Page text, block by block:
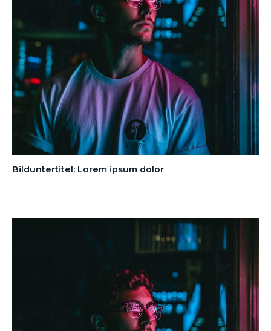
Bilduntertitel: Lorem ipsum dolor